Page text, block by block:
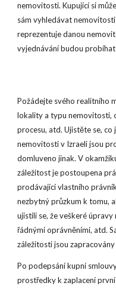
nemovitosti. Kupující si
sám vyhledávat
reprezentuje danou
vyjednávání budou
Požádejte svého realitního
lokality a typu nemovitosti,
procesu, atd. Ujistěte se,
nemovitosti v Izraeli jsou
domluveno jinak. V
záležitost je postoupena
prodávající vlastního
nezbytný průzkum k tomu,
ujistili se, že veškeré
řádnými oprávněními, atd.
záležitosti jsou
Po podepsání kupní
prostředky k zaplacení